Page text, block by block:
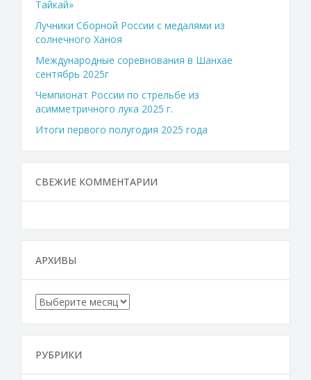
Тайкай»
Лучники Сборной России с медалями из
солнечного Ханоя
Международные соревнования в Шанхае
сентябрь 2025г
Чемпионат России по стрельбе из
асимметричного лука 2025 г.
Итоги первого полугодия 2025 года
СВЕЖИЕ КОММЕНТАРИИ
АРХИВЫ
Архивы
РУБРИКИ